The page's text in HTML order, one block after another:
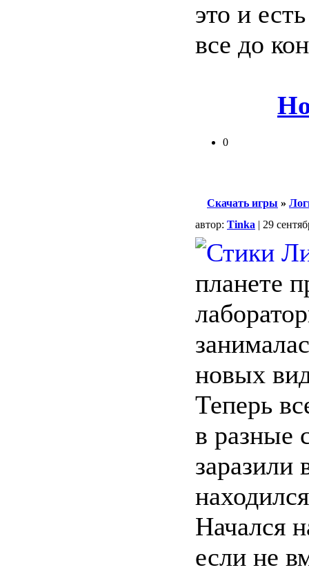
это и
все до
0
Скачать игры »
автор: Tinka | 29
планете
новых
Теперь
в разные
заразили
Начался
если не